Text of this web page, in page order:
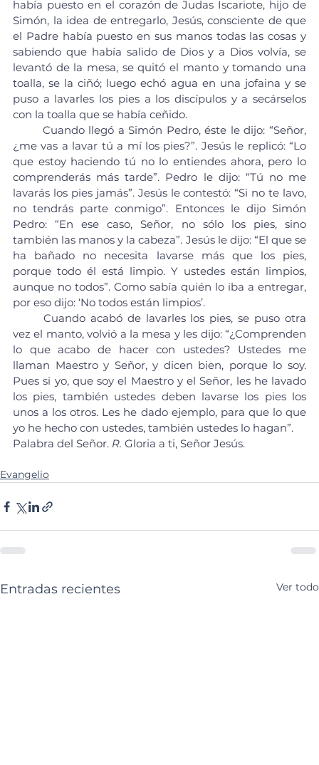
había puesto en el corazón de Judas Iscariote, hijo de
Simón, la idea de entregarlo, Jesús, consciente de que
el Padre había puesto en sus manos todas las cosas y
sabiendo que había salido de Dios y a Dios volvía, se
levantó de la mesa, se quitó el manto y tomando una
toalla, se la ciñó; luego echó agua en una jofaina y se
puso a lavarles los pies a los discípulos y a secárselos
con la toalla que se había ceñido.
¿me vas a lavar tú a mí los pies?”. Jesús le replicó: “Lo
que estoy haciendo tú no lo entiendes ahora, pero lo
comprenderás más tarde”. Pedro le dijo: “Tú no me
lavarás los pies jamás”. Jesús le contestó: “Si no te lavo,
no tendrás parte conmigo”. Entonces le dijo Simón
Pedro: “En ese caso, Señor, no sólo los pies, sino
también las manos y la cabeza”. Jesús le dijo: “El que se
ha bañado no necesita lavarse más que los pies,
porque todo él está limpio. Y ustedes están limpios,
aunque no todos”. Como sabía quién lo iba a entregar,
por eso dijo: ‘No todos están limpios’.
vez el manto, volvió a la mesa y les dijo: “¿Comprenden
lo que acabo de hacer con ustedes? Ustedes me
llaman Maestro y Señor, y dicen bien, porque lo soy.
Pues si yo, que soy el Maestro y el Señor, les he lavado
los pies, también ustedes deben lavarse los pies los
unos a los otros. Les he dado ejemplo, para que lo que
yo he hecho con ustedes, también ustedes lo hagan”.
Palabra del Señor. R. Gloria a ti, Señor Jesús.
Evangelio
Entradas recientes Ver todo